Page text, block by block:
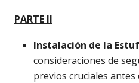
PARTE II
Instalación de la
consideraciones de
previos cruciales antes